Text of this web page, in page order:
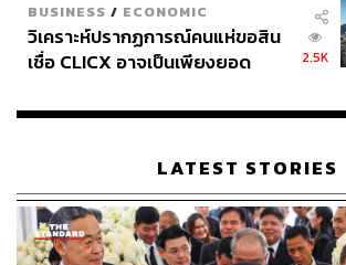
BUSINESS / ECONOMIC
วิเคราะห์ปรากฏการณ์คนแห่ขอสิน
เชื่อ CLICX อาจเป็นเพียงยอด
เรือนไทยที่ถูกซุกไว้
2.5K
LATEST STORIES